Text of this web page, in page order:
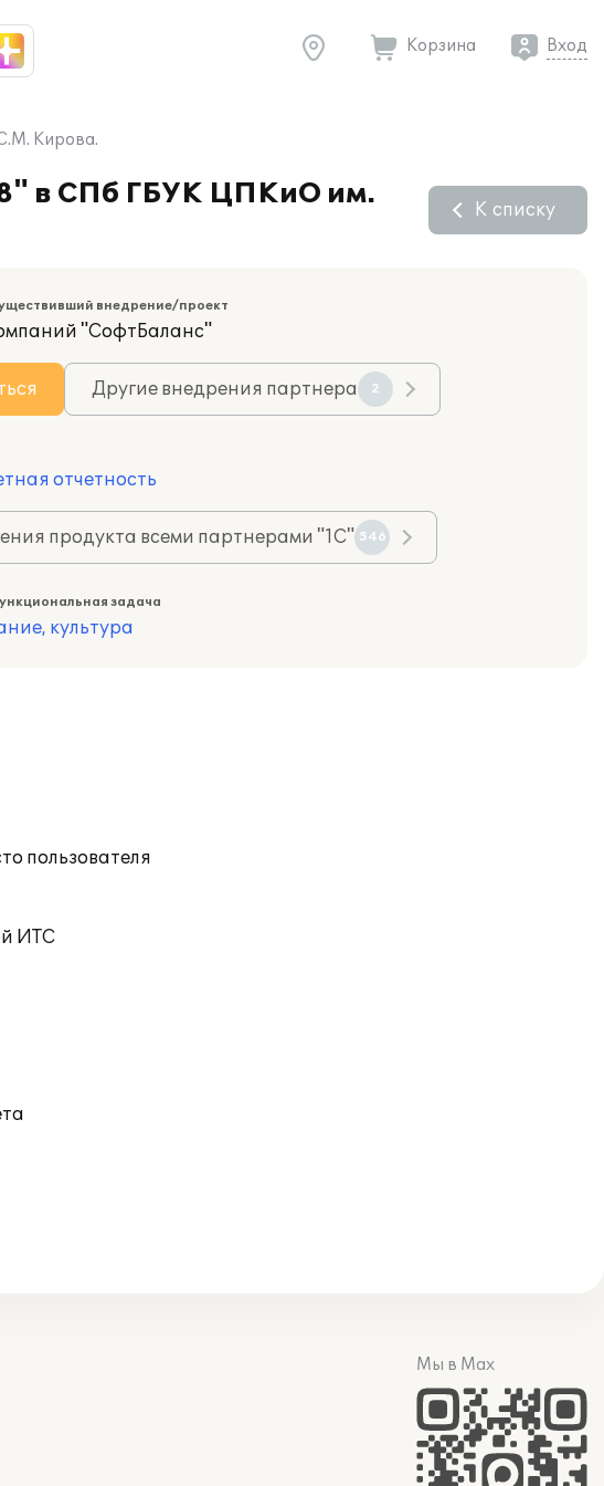
Корзина Вход
Кирова.
8" в СПб ГБУК ЦПКиО им.
К списку
внедрение/проект
"СофтБаланс"
Другие внедрения партнера 2
отчетность
продукта всеми партнерами "1С" 546
задача
культура
пользователя
ИТС
Мы в Max